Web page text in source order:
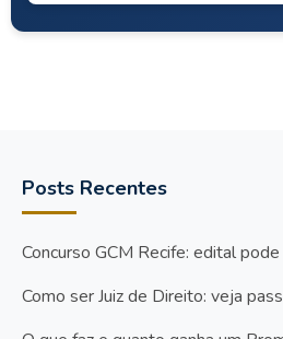
Posts Recentes
Concurso GCM Recife: edital
Como ser Juiz de Direito: veja